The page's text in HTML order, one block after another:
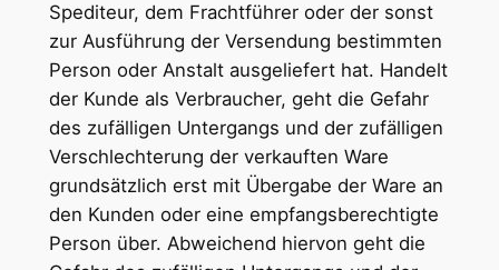
Spediteur, dem Frachtführer oder der sonst
zur Ausführung der Versendung bestimmten
Person oder Anstalt ausgeliefert hat. Handelt
der Kunde als Verbraucher, geht die Gefahr
des zufälligen Untergangs und der zufälligen
Verschlechterung der verkauften Ware
grundsätzlich erst mit Übergabe der Ware an
den Kunden oder eine empfangsberechtigte
Person über. Abweichend hiervon geht die